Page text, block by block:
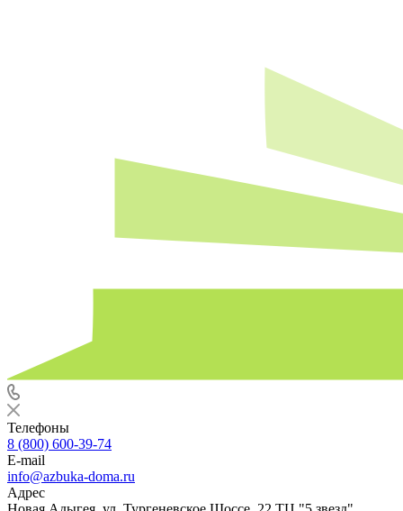
Телефоны
8 (800) 600-39-74
E-mail
info@azbuka-doma.ru
Адрес